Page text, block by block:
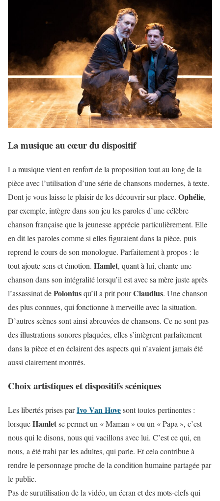
La musique au cœur du dispositif
La musique vient en renfort de la proposition tout au long de la
pièce avec l’utilisation d’une série de chansons modernes, à texte.
Dont je vous laisse le plaisir de les découvrir sur place. Ophélie,
par exemple, intègre dans son jeu les paroles d’une célèbre
chanson française que la jeunesse apprécie particulièrement. Elle
en dit les paroles comme si elles figuraient dans la pièce, puis
reprend le cours de son monologue. Parfaitement à propos : le
tout ajoute sens et émotion. Hamlet, quant à lui, chante une
chanson dans son intégralité lorsqu’il est avec sa mère juste après
l’assassinat dePoloniusqu’il a prit pourClaudius. Une chanson
des plus connues, qui fonctionne à merveille avec la situation.
D’autres scènes sont ainsi abreuvées de chansons. Ce ne sont pas
des illustrations sonores plaquées, elles s’intègrent parfaitement
dans la pièce et en éclairent des aspects qui n’avaient jamais été
aussi clairement montrés.
Choix artistiques et dispositifs scéniques
Les libertés prises parIvo Van Hovesont toutes pertinentes :
lorsqueHamletse permet un « Maman » ou un « Papa », c’est
nous qui le disons, nous qui vacillons avec lui. C’est ce qui, en
nous, a été trahi par les adultes, qui parle. Et cela contribue à
rendre le personnage proche de la condition humaine partagée par
le public.
Pas de surutilisation de la vidéo, un écran et des mots-clefs qui